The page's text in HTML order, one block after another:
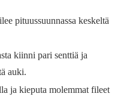
pituussuunnassa keskeltä
kiinni pari senttiä ja
auki.
ja kieputa molemmat fileet